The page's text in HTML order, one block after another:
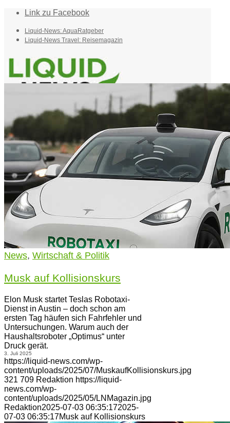
Link zu Facebook
Liquid-News: AquaRatgeber
Liquid-News Travel: Reisemagazin
Home
Suche
Menü
News, Wirtschaft & Politik
Musk auf Kollisionskurs
Elon Musk startet Teslas Robotaxi-
Dienst in Austin – doch schon am
ersten Tag häufen sich Fahrfehler und
Untersuchungen. Warum auch der
Haushaltsroboter „Optimus“ unter
Druck gerät.
3. Juli 2025
https://liquid-news.com/wp-
content/uploads/2025/07/MuskaufKollisionskurs.jpg
321 709 Redaktion https://liquid-
news.com/wp-
content/uploads/2025/05/LNMagazin.jpg
Redaktion2025-07-03 06:35:172025-
07-03 06:35:17Musk auf Kollisionskurs